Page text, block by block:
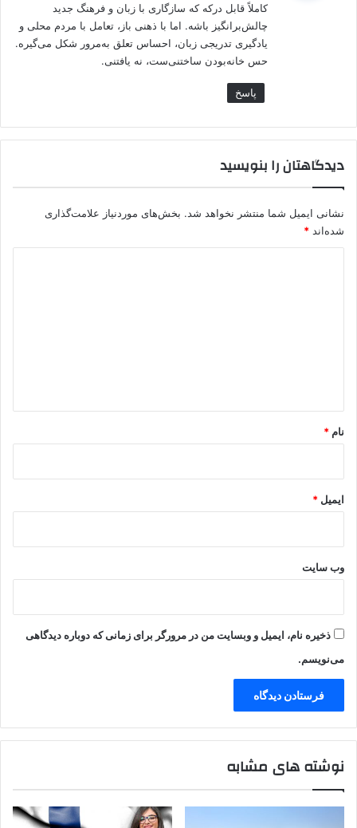
:
کاملاً قابل درکه که سازگاری با زبان و فرهنگ جدید
چالش‌برانگیز باشه. اما با ذهنی باز، تعامل با مردم محلی و
یادگیری تدریجی زبان، احساس تعلق به‌مرور شکل می‌گیره.
حس خانه‌بودن ساختنی‌ست، نه یافتنی.
پاسخ
دیدگاهتان را بنویسید
نشانی ایمیل شما منتشر نخواهد شد. بخش‌های موردنیاز علامت‌گذاری
شده‌اند *
نام *
ایمیل *
وب‌ سایت
ذخیره نام، ایمیل و وبسایت من در مرورگر برای زمانی که دوباره دیدگاهی
می‌نویسم.
نوشته های مشابه